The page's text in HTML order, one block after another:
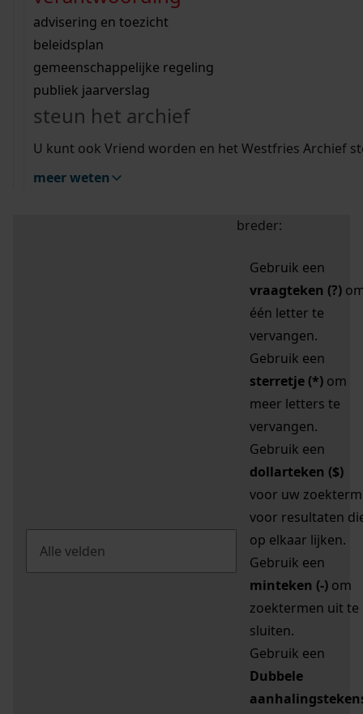
bouwvergunningen
omgevingsvergunningen
vergunningen
beeld en geluid
uitleg nodig?
Wij helpen u op weg met een aantal zoektips.
bekijk alle zoektips
Wij helpen u op weg met een aantal zoektips.
bekijk alle zoektips
bekijk ons geschiedenislokaal
advisering en toezicht
beleidsplan
gemeenschappelijke regeling
publiek jaarverslag
steun het archief
U kunt ook Vriend worden en het Westfries Archief
meer weten
zoektips
Mijn Studiezaal (inloggen)
uw zoekopdracht te
breder:
Gebruik een
vraagteken (?)
één letter te
vervangen.
Gebruik een
sterretje (*) om
meer letters te
vervangen.
Gebruik een
dollarteken ($)
voor uw zoekterm
voor resultaten
op elkaar lijken.
Gebruik een
minteken (-) om
zoektermen uit te
sluiten.
Gebruik een
Dubbele